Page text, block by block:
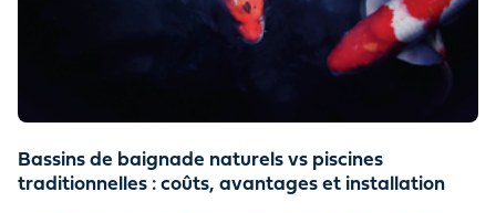
Bassins de baignade naturels vs piscines
traditionnelles : coûts, avantages et installation